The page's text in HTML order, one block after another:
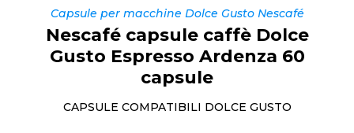
Capsule per macchine Dolce Gusto Nescafé
Nescafé capsule caffè Dolce
Gusto Espresso Ardenza 60
capsule
CAPSULE COMPATIBILI DOLCE GUSTO